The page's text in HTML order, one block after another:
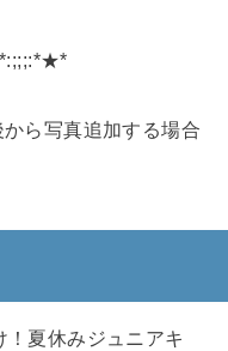
ら写真追加する場合
！夏休みジュニアキ